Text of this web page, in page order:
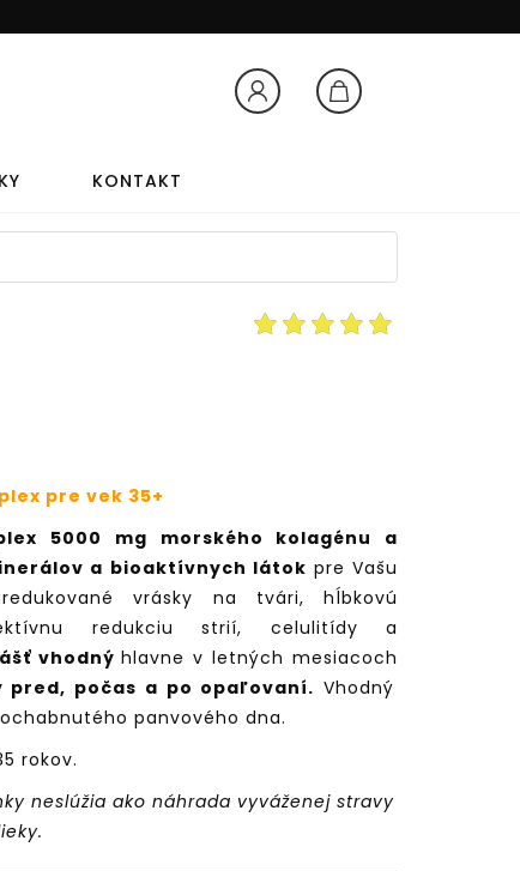
PrihlásenieKošík
KONTAKT
pre vek 35+
5000 mg morského kolagénu a
a bioaktívnych látok pre Vašu
vrásky na tvári, hĺbkovú
redukciu strií, celulitídy a
vhodnýhlavne v letných mesiacoch
pred, počas a po opaľovaní. Vhodný
panvového dna.
rokov.
neslúžia ako náhrada vyváženej stravy